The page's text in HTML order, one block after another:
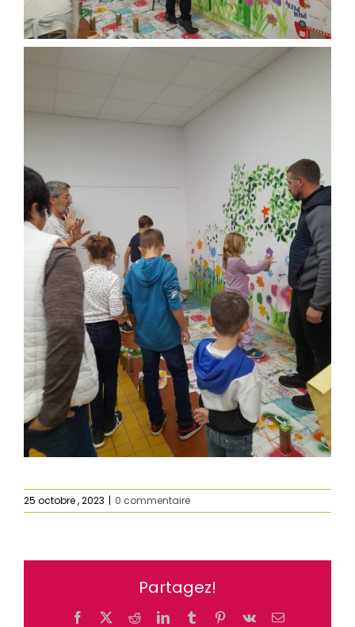
25 octobre , 2023 | 0 commentaire
Partagez!
Facebook
X RedditLinkedInTumblrPinterest
Vk Email